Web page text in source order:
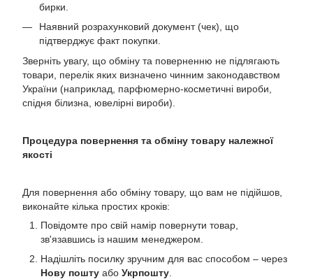
бирки.
Наявний розрахунковий документ (чек), що
підтверджує факт покупки.
Зверніть увагу, що обміну та поверненню не підлягають
товари, перелік яких визначено чинним законодавством
України (наприклад, парфюмерно-косметичні вироби,
спідня білизна, ювелірні вироби).
Процедура повернення та обміну товару належної
якості
Для повернення або обміну товару, що вам не підійшов,
виконайте кілька простих кроків:
Повідомте про свій намір повернути товар,
зв'язавшись із нашим менеджером.
Надішліть посилку зручним для вас способом – через
Нову пошту або Укрпошту